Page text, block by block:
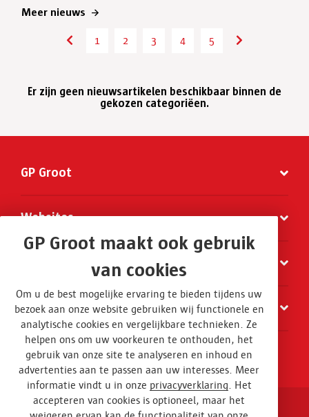
Meer nieuws
1 2 3 4 5 6
Er zijn geen nieuwsartikelen beschikbaar binnen de
gekozen categoriëen.
GP Groot
Websites
Contact
GP Groot maakt ook gebruik
van cookies
Om u de best mogelijke ervaring te bieden tijdens uw
bezoek aan onze website gebruiken wij functionele en
analytische cookies en vergelijkbare technieken. Ze
helpen ons om uw voorkeuren te onthouden, het
gebruik van onze site te analyseren en inhoud en
advertenties aan te passen aan uw interesses. Meer
informatie vindt u in onze privacyverklaring . Het
accepteren van cookies is optioneel, maar het